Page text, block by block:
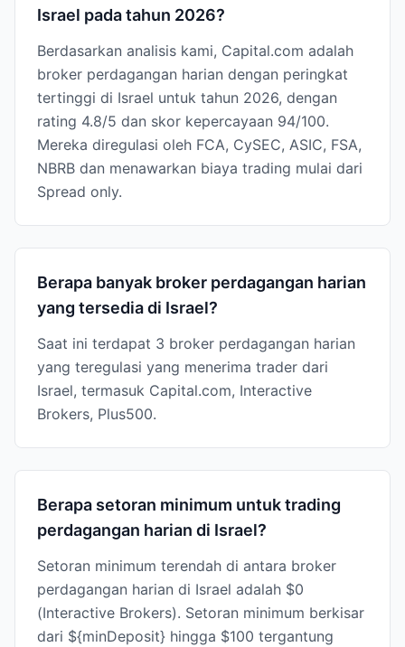
Israel pada tahun 2026?
Berdasarkan analisis kami, Capital.com adalah
broker perdagangan harian dengan peringkat
tertinggi di Israel untuk tahun 2026, dengan
rating 4.8/5 dan skor kepercayaan 94/100.
Mereka diregulasi oleh FCA, CySEC, ASIC, FSA,
NBRB dan menawarkan biaya trading mulai dari
Spread only.
Berapa banyak broker perdagangan harian
yang tersedia di Israel?
Saat ini terdapat 3 broker perdagangan harian
yang teregulasi yang menerima trader dari
Israel, termasuk Capital.com, Interactive
Brokers, Plus500.
Berapa setoran minimum untuk trading
perdagangan harian di Israel?
Setoran minimum terendah di antara broker
perdagangan harian di Israel adalah $0
(Interactive Brokers). Setoran minimum berkisar
dari ${minDeposit} hingga $100 tergantung